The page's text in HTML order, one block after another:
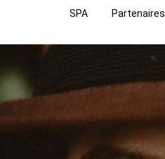
SPA Partenaires